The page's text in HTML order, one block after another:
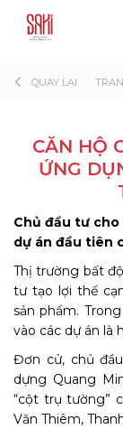
QUAY LẠI
CĂN HỘ
ỨNG
Chủ đầu tư
dự án đầu tiên
Thị trường bất
tư tạo lợi thế
sản phẩm.
vào các dự án là
Đơn cử, chủ
dựng Quang
“cột trụ tường”
Văn Thiêm,